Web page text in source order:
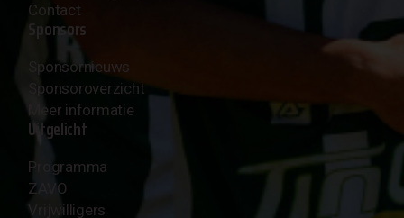
Contact
Sponsors
Sponsornieuws
Sponsoroverzicht
Meer informatie
Uitgelicht
Programma
ZAVO
Vrijwilligers